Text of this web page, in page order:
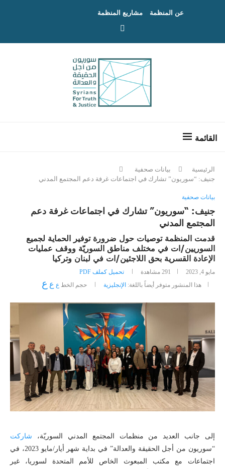
عن المنظمة مشاريع المنظمة
الرئيسية
بيانات صحفية
جنيف: “سوريون” تشارك في اجتماعات غرفة دعم المجتمع المدني
بيانات صحفية
جنيف: “سوريون” تشارك في اجتماعات غرفة دعم
المجتمع المدني
قدمت المنظمة توصيات حول ضرورة توفير الحماية لجميع
السوريين/ات في مختلف مناطق السوريّة ووقف عمليات
الإعادة القسرية بحق اللاجئين/ات في لبنان وتركيا
مايو 4, 2023 291 مشاهدة
تحميل كملف PDF
هذا المنشور متوفر أيضاً باللغة: الإنجليزية حجم الخط ع ع ع
إلى جانب العديد من منظمات المجتمع المدني السوريّة، شاركت
“سوريون من أجل الحقيقة والعدالة” في بداية شهر أيار/مايو 2023، في
اجتماعات مع مكتب المبعوث الخاص للأمم المتحدة لسوريا، غير